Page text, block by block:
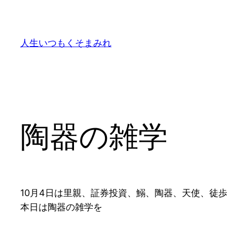
人生いつもくそまみれ
陶器の雑学
10月4日は里親、証券投資、鰯、陶器、天使、徒
本日は陶器の雑学を